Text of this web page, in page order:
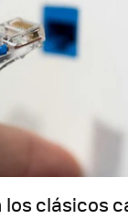
clásicos